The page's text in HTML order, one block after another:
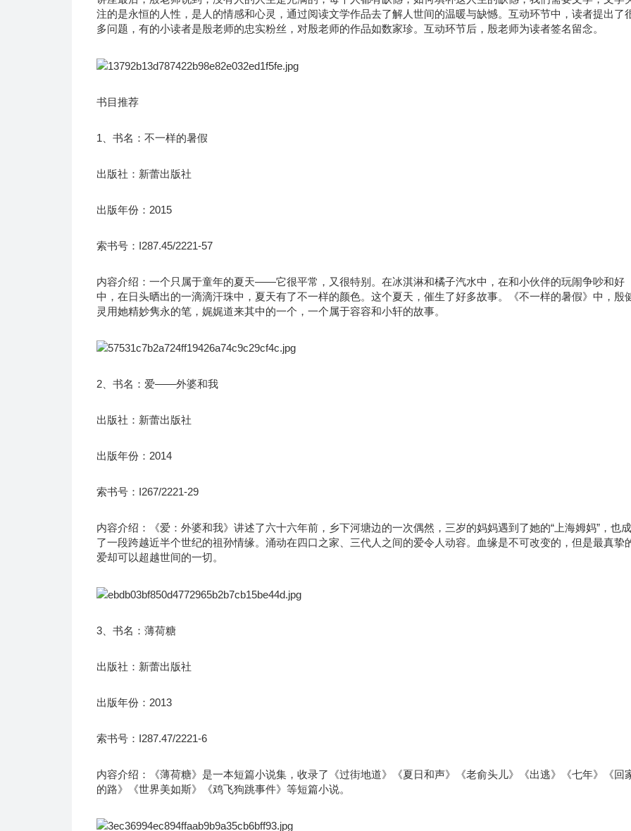
注的是永恒的人性，是人的情感和心灵，通过阅读文学作品去了解人世间的温暖与缺憾。互动环节中，读者提出了
多问题，有的小读者是殷老师的忠实粉丝，对殷老师的作品如数家珍。互动环节后，殷老师为读者签名留念。
书目推荐
1、书名：不一样的暑假
出版社：新蕾出版社
出版年份：2015
索书号：I287.45/2221-57
内容介绍：一个只属于童年的夏天——它很平常，又很特别。在冰淇淋和橘子汽水中，在和小伙伴的玩闹争吵和好
中，在日头晒出的一滴滴汗珠中，夏天有了不一样的颜色。这个夏天，催生了好多故事。《不一样的暑假》中，殷
灵用她精妙隽永的笔，娓娓道来其中的一个，一个属于容容和小轩的故事。
2、书名：爱——外婆和我
出版社：新蕾出版社
出版年份：2014
索书号：I267/2221-29
内容介绍：《爱：外婆和我》讲述了六十六年前，乡下河塘边的一次偶然，三岁的妈妈遇到了她的“上海姆妈”，也
了一段跨越近半个世纪的祖孙情缘。涌动在四口之家、三代人之间的爱令人动容。血缘是不可改变的，但是最真挚
爱却可以超越世间的一切。
3、书名：薄荷糖
出版社：新蕾出版社
出版年份：2013
索书号：I287.47/2221-6
内容介绍：《薄荷糖》是一本短篇小说集，收录了《过街地道》《夏日和声》《老俞头儿》《出逃》《七年》《回
的路》《世界美如斯》《鸡飞狗跳事件》等短篇小说。